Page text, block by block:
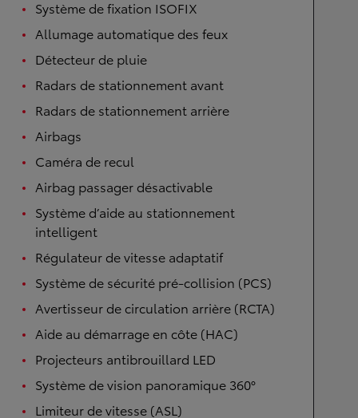
Système de fixation ISOFIX
Allumage automatique des feux
Détecteur de pluie
Radars de stationnement avant
Radars de stationnement arrière
Airbags
Caméra de recul
Airbag passager désactivable
Système d’aide au stationnement
intelligent
Régulateur de vitesse adaptatif
Système de sécurité pré-collision (PCS)
Avertisseur de circulation arrière (RCTA)
Aide au démarrage en côte (HAC)
Projecteurs antibrouillard LED
Système de vision panoramique 360°
Limiteur de vitesse (ASL)